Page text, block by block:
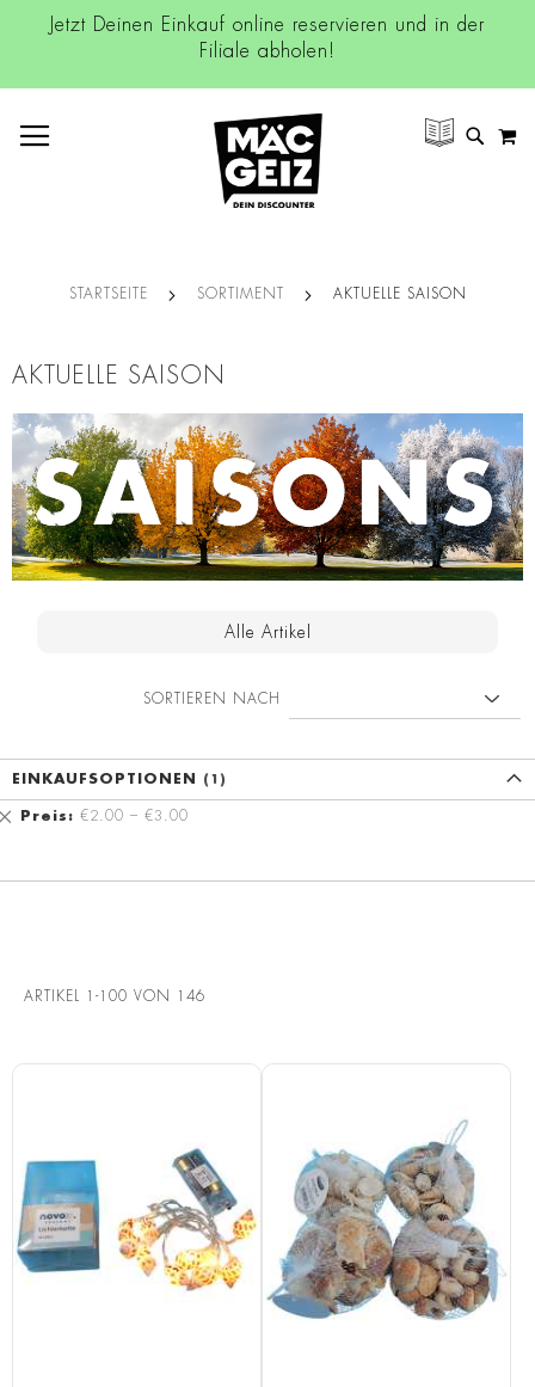
Jetzt Deinen Einkauf online reservieren und in der
Filiale abholen!
SUCHE
STARTSEITE SORTIMENT AKTUELLE SAISON
AKTUELLE SAISON
Alle Artikel
ARTIKEL 1 -100 VON 146
SORTIEREN NACH
EINKAUFSOPTIONEN
Preis €2.00 – €3.00
Diesen